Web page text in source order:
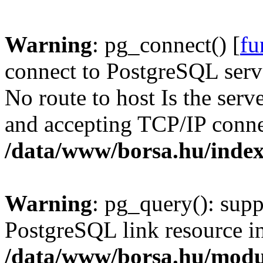
Warning: pg_connect() [
connect to PostgreSQL
No route to host Is the
and accepting TCP/IP
/data/www/borsa.hu/
Warning: pg_query():
PostgreSQL link resource
/data/www/borsa.hu/